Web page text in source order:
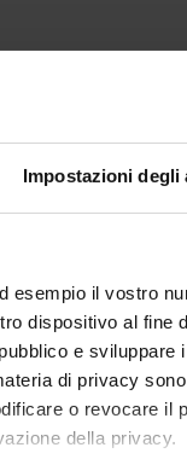
Impostazioni degli
esempio il vostro
dispositivo al fine
e
di privacy
o revocare il
della privacy.